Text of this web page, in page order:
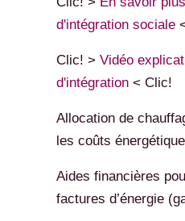
d'intégration sociale
Clic! > Vidéo
d'intégration < Clic!
Allocation de
les coûts
Aides financières
factures d’énergie